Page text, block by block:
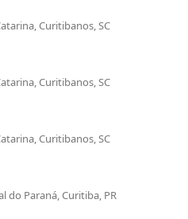
Curitibanos, SC
Curitibanos, SC
Curitibanos, SC
do Paraná, Curitiba, PR